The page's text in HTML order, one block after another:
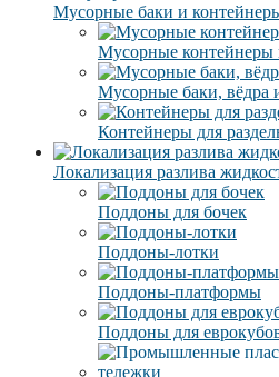
Мусорные баки и
Мусорные контейнеры
Мусорные баки, вёдра
Контейнеры для
Локализация разлива
Поддоны для бочек
Поддоны-лотки
Поддоны-платформы
Поддоны для